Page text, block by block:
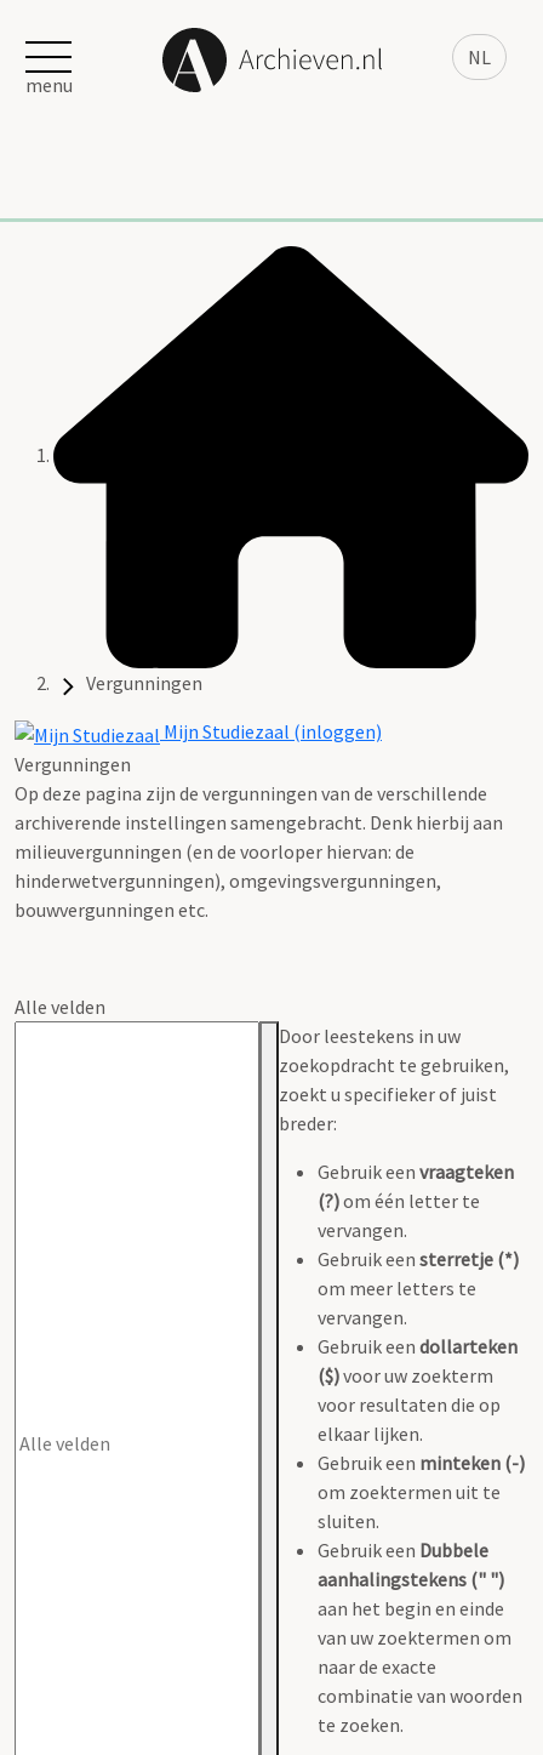
NL
menu
Vergunningen
Mijn Studiezaal (inloggen)
Vergunningen
Op deze pagina zijn de vergunningen van de verschillende
archiverende instellingen samengebracht. Denk hierbij aan
milieuvergunningen (en de voorloper hiervan: de
hinderwetvergunningen), omgevingsvergunningen,
bouwvergunningen etc.
Alle velden
Door leestekens in uw
zoekopdracht te gebruiken,
zoekt u specifieker of juist
breder:
Gebruik een vraagteken
(?)om één letter te
vervangen.
Gebruik een sterretje (*)
om meer letters te
vervangen.
Gebruik een dollarteken
($)voor uw zoekterm
voor resultaten die op
elkaar lijken.
Gebruik een minteken (-)
om zoektermen uit te
sluiten.
Gebruik een Dubbele
aanhalingstekens (" ")
aan het begin en einde
van uw zoektermen om
naar de exacte
combinatie van woorden
te zoeken.